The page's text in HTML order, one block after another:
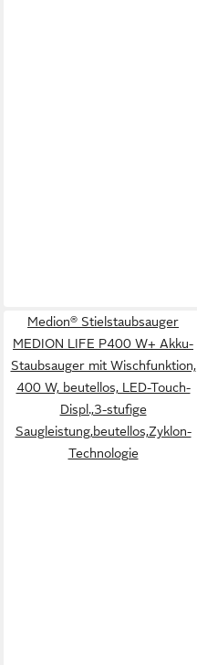
Medion® Stielstaubsauger
MEDION LIFE P400 W+ Akku-
Staubsauger mit Wischfunktion,
400 W, beutellos, LED-Touch-
Displ.,3-stufige
Saugleistung,beutellos,Zyklon-
Technologie